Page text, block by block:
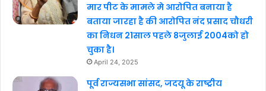
मार पीट के मामले मे आरोपित बनाया है
बताया जारहा है की आरोपित नंद प्रसाद चौधरी
का निधन 21साल पहले 8जुलाई 2004को हो
चुका है।
April 24, 2025
पूर्व राज्यसभा सांसद, जदयू के राष्ट्रीय